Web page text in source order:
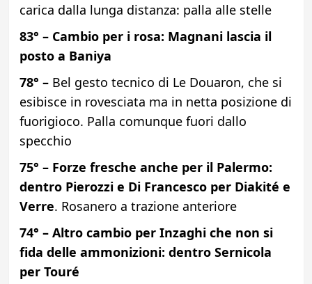
carica dalla lunga distanza: palla alle stelle
83° – Cambio per i rosa: Magnani lascia il
posto a Baniya
78° –Bel gesto tecnico di Le Douaron, che si
esibisce in rovesciata ma in netta posizione di
fuorigioco. Palla comunque fuori dallo
specchio
75° – Forze fresche anche per il Palermo:
dentro Pierozzi e Di Francesco per Diakité e
Verre. Rosanero a trazione anteriore
74° – Altro cambio per Inzaghi che non si
fida delle ammonizioni: dentro Sernicola
per Touré